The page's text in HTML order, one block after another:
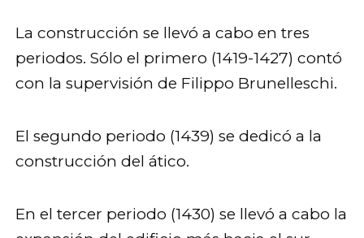
La construcción se llevó a cabo en tres
periodos. Sólo el primero (1419-1427) contó
con la supervisión de Filippo Brunelleschi.
El segundo periodo (1439) se dedicó a la
construcción del ático.
En el tercer periodo (1430) se llevó a cabo la